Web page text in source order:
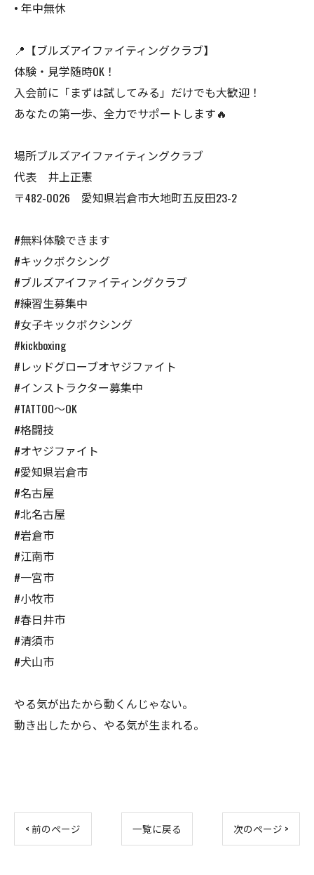
• 年中無休
📍【ブルズアイファイティングクラブ】
体験・見学随時OK！
入会前に「まずは試してみる」だけでも大歓迎！
あなたの第一歩、全力でサポートします🔥
場所ブルズアイファイティングクラブ
代表 井上正憲
〒482-0026 愛知県岩倉市大地町五反田23-2
#無料体験できます
#キックボクシング
#ブルズアイファイティングクラブ
#練習生募集中
#女子キックボクシング
#kickboxing
#レッドグローブオヤジファイト
#インストラクター募集中
#TATTOO〜OK
#格闘技
#オヤジファイト
#愛知県岩倉市
#名古屋
#北名古屋
#岩倉市
#江南市
#一宮市
#小牧市
#春日井市
#清須市
#犬山市
やる気が出たから動くんじゃない。
動き出したから、やる気が生まれる。
< 前のページ 一覧に戻る 次のページ >